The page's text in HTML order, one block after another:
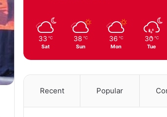
33 ℃
Sat
38 ℃
Sun
36 ℃
Mon
30 ℃
Tue
Recent Popular